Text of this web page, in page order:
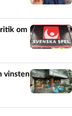
om
vinsten